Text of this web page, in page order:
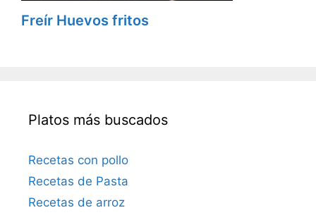
Freír Huevos fritos
Platos más buscados
Recetas con pollo
Recetas de Pasta
Recetas de arroz